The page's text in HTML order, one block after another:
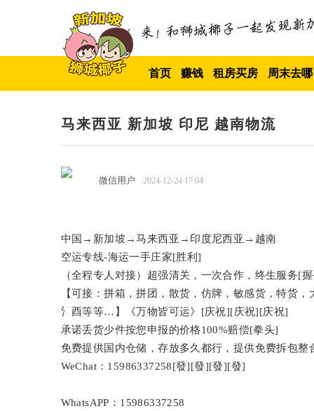
首页 赚钱 租房买房 周末去哪
马来西亚 新加坡 印尼 越南物流
微信用户 2024-12-24 17:04
中国→新加坡→马来西亚→印度尼西亚→越南
空运专线-海运一手庄家[胜利]
（全程专人对接）超强清关，一次合作，终生服务[
【可接：拼箱，拼团，散货，仿牌，敏感货，特货
氵酉等等…】《万物皆可运》[庆祝][庆祝][庆祝]
承诺丢货少件按您申报的价格100%赔偿[拳头]
免费提供国内仓储，存放多久都行，提供免费拆包整
WeChat：15986337258[發][發][發][發]
WhatsAPP：15986337258